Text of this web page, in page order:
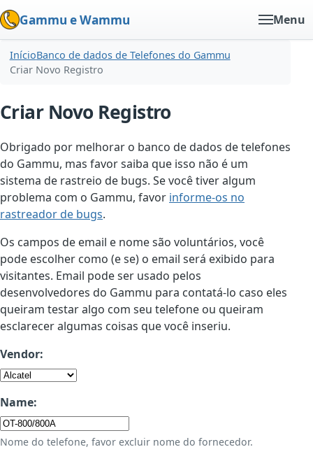
Gammu e Wammu Menu
InícioBanco de dados de Telefones do Gammu
Criar Novo Registro
Criar Novo Registro
Obrigado por melhorar o banco de dados de telefones
do Gammu, mas favor saiba que isso não é um
sistema de rastreio de bugs. Se você tiver algum
problema com o Gammu, favor informe-os no
rastreador de bugs.
Os campos de email e nome são voluntários, você
pode escolher como (e se) o email será exibido para
visitantes. Email pode ser usado pelos
desenvolvedores do Gammu para contatá-lo caso eles
queiram testar algo com seu telefone ou queiram
esclarecer algumas coisas que você inseriu.
Vendor:
Name:
Nome do telefone, favor excluir nome do fornecedor.